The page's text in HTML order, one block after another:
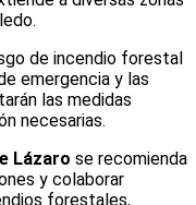
de incendio forestal
emergencia y las
las medidas
necesarias.
Lázaro se recomienda
y colaborar
forestales,